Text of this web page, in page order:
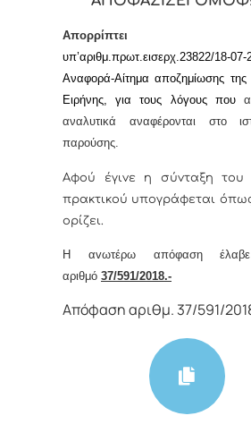
Απορρίπτει
υπ’αριθμ.πρωτ.εισερχ.23822/18-07-
Αναφορά-Αίτημα αποζημίωσης της
Ειρήνης, για τους λόγους που
αναλυτικά αναφέρονται στο
παρούσης.
Αφoύ έγιvε η σύvταξη τoυ
πρακτικoύ υπoγράφεται
oρίζει.
Η αvωτέρω απόφαση έλαβε
αριθμό 37/591/2018.-
Απόφαση αριθμ. 37/591/